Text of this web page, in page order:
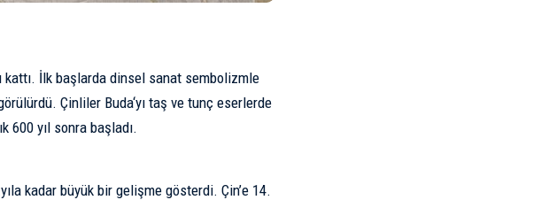
kattı. İlk başlarda dinsel sanat sembolizmle
Çinliler Buda‘yı taş ve tunç eserlerde
600 yıl sonra başladı.
kadar büyük bir gelişme gösterdi. Çin’e 14.